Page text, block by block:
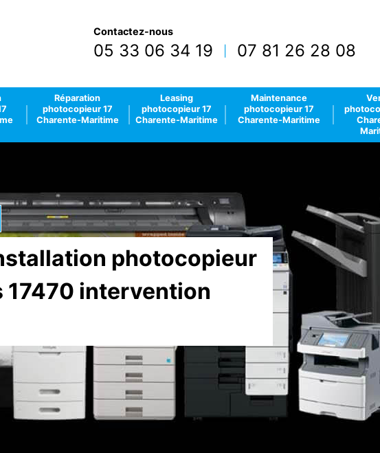
Contactez-nous
05 33 06 34 19 07 81 26 28 08
Réparation
photocopieur 17
Charente-Maritime
Leasing
photocopieur 17
Charente-Maritime
Maintenance
photocopieur 17
Charente-Maritime
photocopieur
17470 intervention